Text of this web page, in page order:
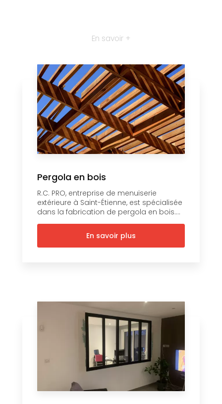
En savoir +
Pergola en bois
R.C. PRO, entreprise de menuiserie
extérieure à Saint-Étienne, est spécialisée
dans la fabrication de pergola en bois....
En savoir plus